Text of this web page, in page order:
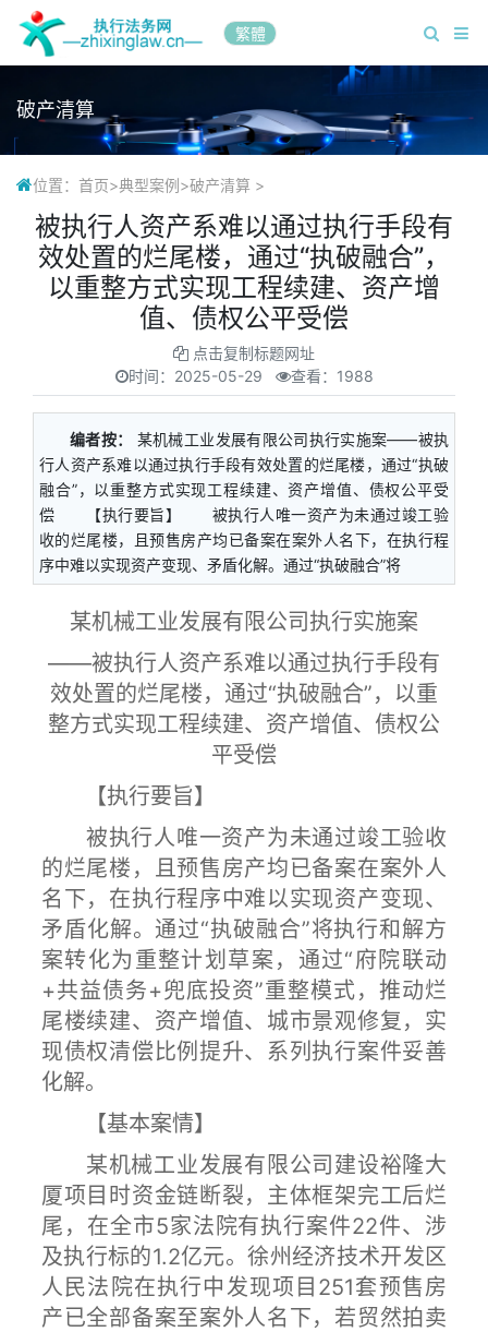
繁體
破产清算
位置： 首页>典型案例 >破产清算 >
被执行人资产系难以通过执行手段有
效处置的烂尾楼，通过“执破融合”，
以重整方式实现工程续建、资产增
值、债权公平受偿
点击复制标题网址
时间： 2025-05-29 查看：1988
编者按：
某机械工业发展有限公司执行实施案——被执
行人资产系难以通过执行手段有效处置的烂尾楼，通过“执破
融合”，以重整方式实现工程续建、资产增值、债权公平受
偿 【执行要旨】 被执行人唯一资产为未通过竣工验
收的烂尾楼，且预售房产均已备案在案外人名下，在执行程
序中难以实现资产变现、矛盾化解。通过“执破融合”将
某机械工业发展有限公司执行实施案
——被执行人资产系难以通过执行手段有
效处置的烂尾楼，通过“执破融合”，以重
整方式实现工程续建、资产增值、债权公
平受偿
【执行要旨】
被执行人唯一资产为未通过竣工验收
的烂尾楼，且预售房产均已备案在案外人
名下，在执行程序中难以实现资产变现、
矛盾化解。通过“执破融合”将执行和解方
案转化为重整计划草案，通过“府院联动
+共益债务+兜底投资”重整模式，推动烂
尾楼续建、资产增值、城市景观修复，实
现债权清偿比例提升、系列执行案件妥善
化解。
【基本案情】
某机械工业发展有限公司建设裕隆大
厦项目时资金链断裂，主体框架完工后烂
尾，在全市5家法院有执行案件22件、涉
及执行标的1.2亿元。徐州经济技术开发区
人民法院在执行中发现项目251套预售房
产已全部备案至案外人名下，若贸然拍卖